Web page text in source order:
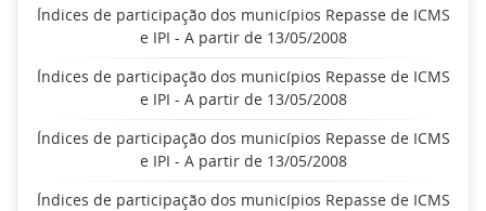
Índices de participação dos municípios Repasse de ICMS
e IPI - A partir de 13/05/2008
Índices de participação dos municípios Repasse de ICMS
e IPI - A partir de 13/05/2008
Índices de participação dos municípios Repasse de ICMS
e IPI - A partir de 13/05/2008
Índices de participação dos municípios Repasse de ICMS